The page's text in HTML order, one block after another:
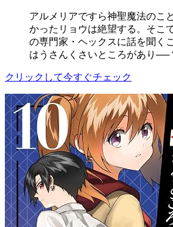
アルメリアですら神聖魔法のこ
かったリョウは絶望する。そこ
の専門家・ヘックスに話を聞く
はうさんくさいところがあり──
クリックして今すぐチェック